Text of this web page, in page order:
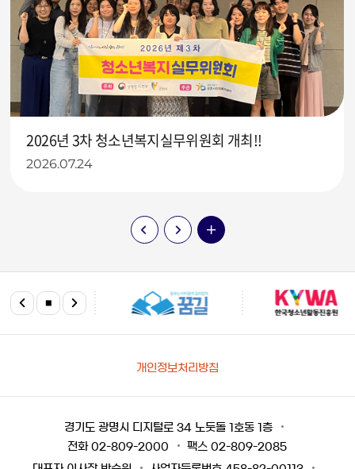
2026년 3차 청소년복지실무위원회 개최!!
2026.07.24
개인정보처리방침
경기도 광명시 디지털로 34 노둣돌 1호동 1층
전화 02-809-2000
팩스 02-809-2085